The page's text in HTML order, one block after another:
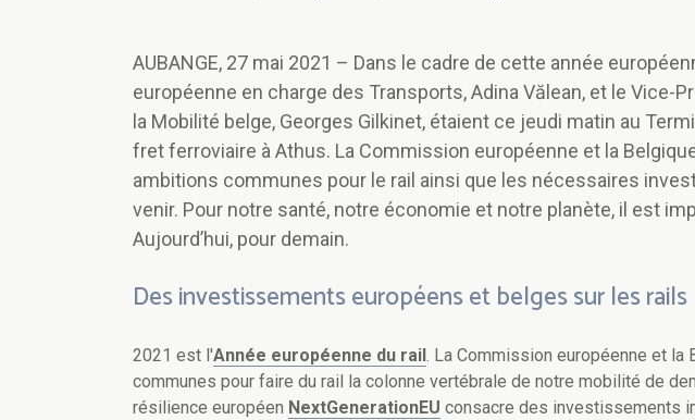
AUBANGE, 27 mai 2021 – Dans le cadre de cette année
européenne en charge des Transports, Adina Vălean, et le Vice-
la Mobilité belge, Georges Gilkinet, étaient ce jeudi matin au
fret ferroviaire à Athus. La Commission européenne et la
ambitions communes pour le rail ainsi que les nécessaires
venir. Pour notre santé, notre économie et notre planète, il est
Aujourd’hui, pour demain.
Des investissements européens et belges sur les rails
2021 est l'Année européenne du rail . La Commission européenne et la
communes pour faire du rail la colonne vertébrale de notre mobilité de
résilience européen NextGenerationEU consacre des investissements